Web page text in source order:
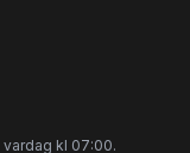
kl 07:00.